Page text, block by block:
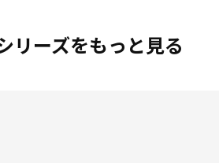
リーズをもっと見る